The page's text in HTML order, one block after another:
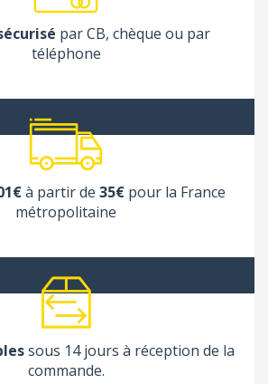
par CB, chèque ou par
téléphone
à partir de 35€pour la France
métropolitaine
sous 14 jours à réception de la
commande.